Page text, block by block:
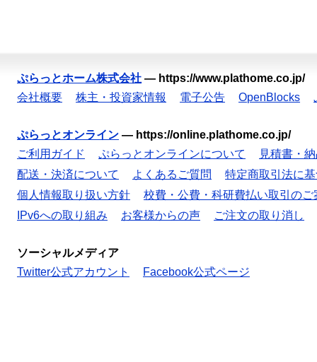
ぷらっとホーム株式会社 — https://www.plathome.co.jp/
会社概要
株主・投資家情報 電子公告 OpenBlocks
ぷらっとオンライン — https://online.plathome.co.jp/
ご利用ガイド
ぷらっとオンラインについて
見積書・
配送・決済について
よくあるご質問
特定商取引法に
個人情報取り扱い方針
校費・公費・科研費払い取引のご
IPv6への取り組み
お客様からの声 ご注文の取り消し
ソーシャルメディア
Twitter公式アカウント
Facebook公式ページ